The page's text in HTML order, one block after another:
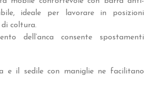
ideale per lavorare in posizioni
di coltura.
dell’anca consente spostamenti
e il sedile con maniglie ne facilitano